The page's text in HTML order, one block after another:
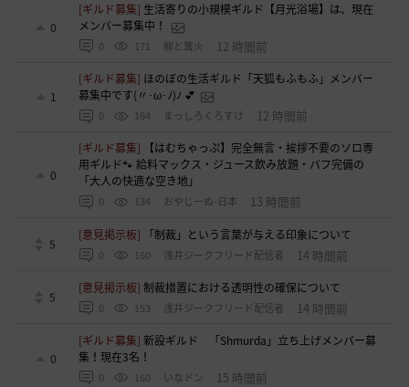
0
[ギルド募集] 生活寄りの小規模ギルド【月光浴場】は、現在
メンバー募集中！
0 171 柳と篝火 12 時間前
1
[ギルド募集] ほのぼの生活ギルド「天狐もふもふ」メンバー
募集中です(〃･ω･ﾉ)ﾉ 💕
0 164 まっしろくろすけ 12 時間前
0
[ギルド募集]
【はむちゃっぷ】完全無言・挨拶不要のソロ専
用ギルド🐾 給料マックス・ジュース飲み放題・バフ完備の
「大人の快適な空き地」
0 134 おやじーぬ-日本 13 時間前
5
[意見掲示板] 「制裁」という言葉が与える印象について
0 160 浅井ジークフリード配信者 14 時間前
5
[意見掲示板]制裁措置における透明性の確保について
0 153 浅井ジークフリード配信者 14 時間前
0
[ギルド募集]新設ギルド 「Shmurda」立ち上げメンバー募
集！現在3名！
0 160 いなドン 15 時間前